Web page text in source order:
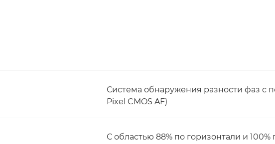
Система обнаружения разности фаз с
Pixel CMOS AF)
С областью 88% по горизонтали и 100%